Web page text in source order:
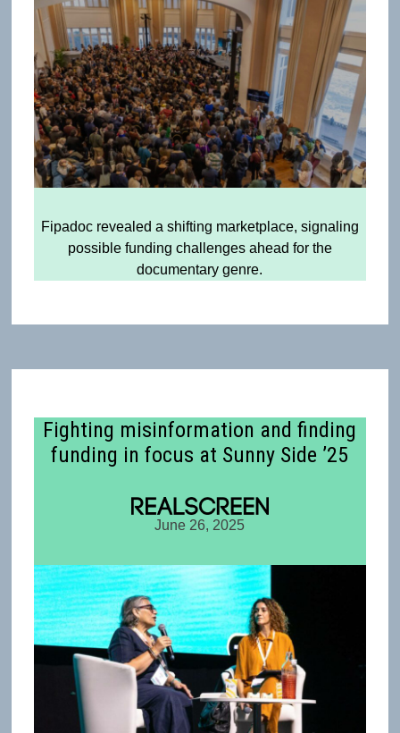
Fipadoc revealed a shifting marketplace, signaling
possible funding challenges ahead for the
documentary genre.
Fighting misinformation and finding
funding in focus at Sunny Side ’25
June 26, 2025